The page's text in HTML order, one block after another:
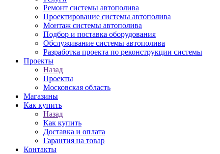
Ремонт системы автополива
Проектирование системы автополива
Монтаж системы автополива
Подбор и поставка оборудования
Обслуживание системы автополива
Разработка проекта по реконструкции системы
Проекты
Назад
Проекты
Московская область
Магазины
Как купить
Назад
Как купить
Доставка и оплата
Гарантия на товар
Контакты